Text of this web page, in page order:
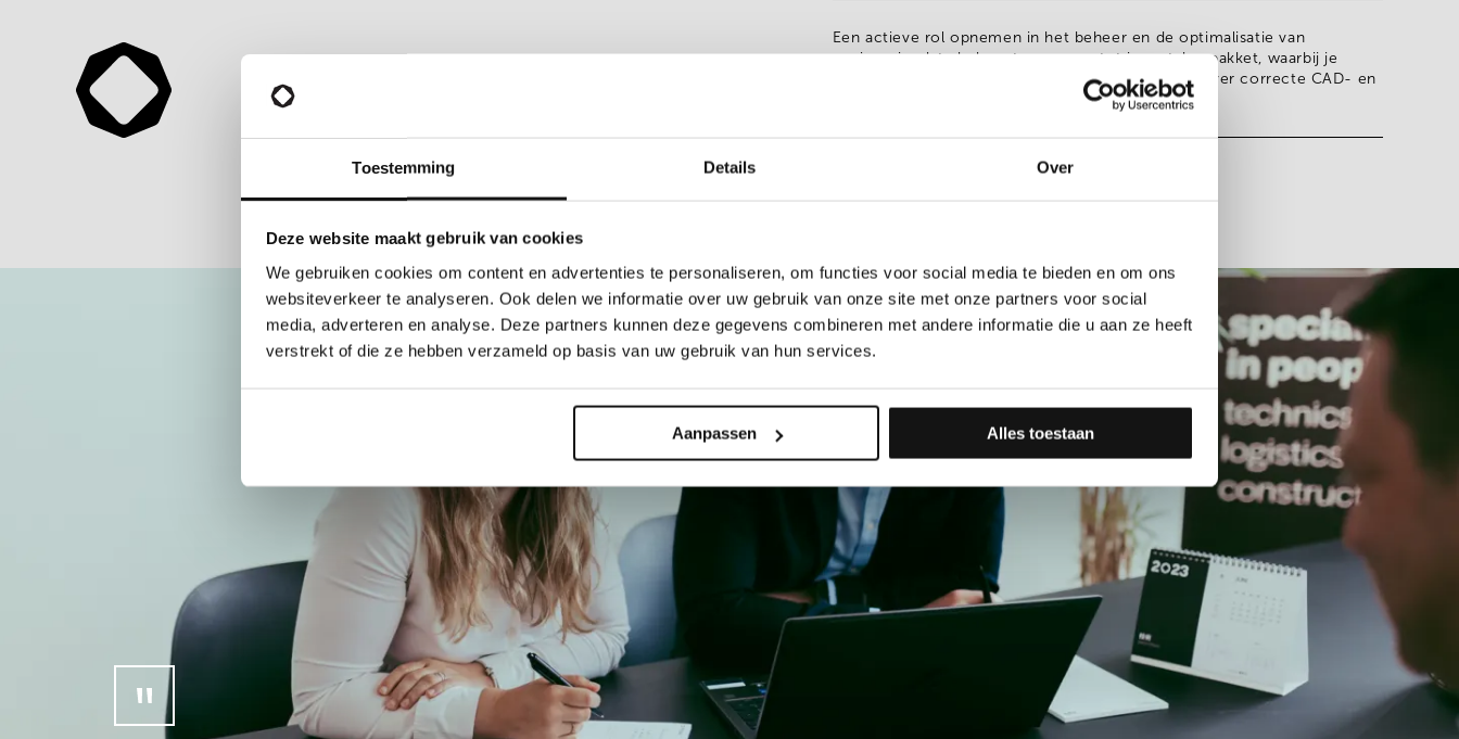
Toestemming Details Over
Deze website maakt gebruik van cookies
We gebruiken cookies om content en advertenties te personaliseren, om functies voor social media te bieden en om ons
websiteverkeer te analyseren. Ook delen we informatie over uw gebruik van onze site met onze partners voor social
media, adverteren en analyse. Deze partners kunnen deze gegevens combineren met andere informatie die u aan ze heeft
verstrekt of die ze hebben verzameld op basis van uw gebruik van hun services.
Aanpassen Alles toestaan
Een actieve rol opnemen in het beheer en de optimalisatie van
engineeringdatabehoort eveneens tot jouw takenpakket, waarbij je
collega’s ondersteunt als key user en mee waakt over correcte CAD- en